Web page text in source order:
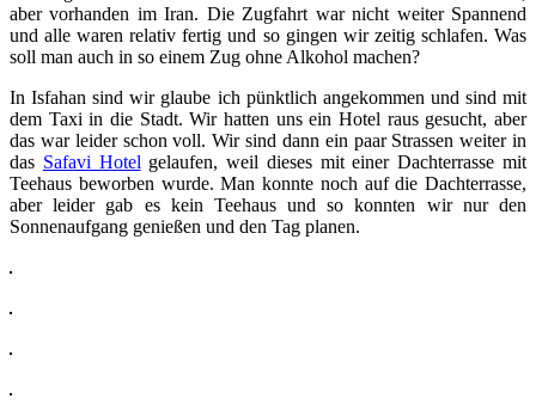
aber vorhanden im Iran. Die Zugfahrt war nicht weiter Spannend
und alle waren relativ fertig und so gingen wir zeitig schlafen. Was
soll man auch in so einem Zug ohne Alkohol machen?
In Isfahan sind wir glaube ich pünktlich angekommen und sind mit
dem Taxi in die Stadt. Wir hatten uns ein Hotel raus gesucht, aber
das war leider schon voll. Wir sind dann ein paar Strassen weiter in
das Safavi Hotel gelaufen, weil dieses mit einer Dachterrasse mit
Teehaus beworben wurde. Man konnte noch auf die Dachterrasse,
aber leider gab es kein Teehaus und so konnten wir nur den
Sonnenaufgang genießen und den Tag planen.